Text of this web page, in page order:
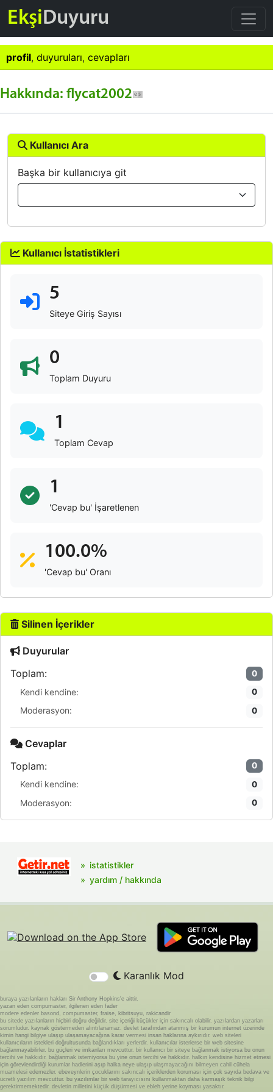
EkşiDuyuru
profil, duyuruları, cevapları
Hakkında: flycat2002
Kullanıcı Ara
Başka bir kullanıcıya git
Kullanıcı İstatistikleri
5
Siteye Giriş Sayısı
0
Toplam Duyuru
1
Toplam Cevap
1
'Cevap bu' İşaretlenen
100.0%
'Cevap bu' Oranı
Silinen İçerikler
Duyurular
Toplam:
0
Kendi kendine: 0
Moderasyon: 0
Cevaplar
Toplam:
0
Kendi kendine: 0
Moderasyon: 0
istatistikler
yardım / hakkında
Karanlık Mod
buraya yazılanların hakları Sir Anthony Hopkins'e aittir.
yazan eden compumaster, ilgilenen eden fader
modere edenler basond, compumaster, fraise, kibritsuyu, rakicandir
bu sitede yazılanların hiçbiri doğru değildir. site içeriği küçükler için sakıncalı olabilir. yazılardan yazarları
sorumludur. kaynak göstermeden alıntılanamaz. devlet tarafından atanmış bir kurumun internet üzerinde
kimin hangi bilgiye ulaşıp ulaşamayacağına karar vermesi insan haklarına aykırıdır. web siteleri
kullanıcıların istekleri doğrultusunda bağlandıkları yerlerdir. kullanıcılar isterlerse bir web sitesine
bağlanmayabilirler. bu güçleri ve imkanları mevcuttur. bir kullanıcı bir siteye bağlanmak istiyorsa bu onun
tercihi ve hakkıdır. bağlanmak istemiyorsa bu yine onun tercihi ve hakkıdır. halkın kendisine hizmet etmesi
için görevlendirdiği kurumlar hadlerini aşıp halka neye ulaşıp ulaşmayacağını bilmeyen cahil cühela
muamelesi edemezler. ebeveynlerin çocuklarını sakıncalı içeriklerden koruması için çok sayıda bedava ve
ücretli yazılım mevcuttur. bu yazılımlar bir web tarayıcısını kullanmaktan daha karmaşık teknik bilgi
gerektirmemektedir. devletin milletini küçük düşürmesi ve ebleh yerine koyması yasaktır.